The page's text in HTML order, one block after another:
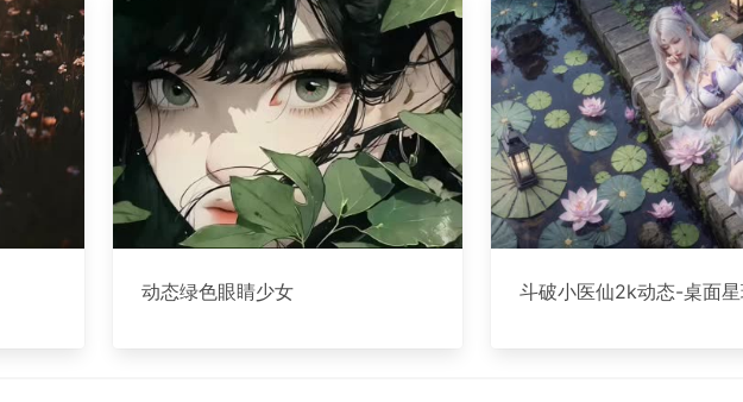
动态绿色眼睛少女 斗破小医仙2k动态-桌面